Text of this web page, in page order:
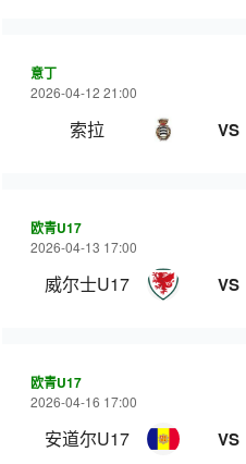
意丁
2026-04-12 21:00
索拉 VS
欧青U17
2026-04-13 17:00
威尔士U17 VS
欧青U17
2026-04-16 17:00
安道尔U17 VS